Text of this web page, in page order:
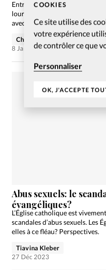
COOKIES
Ce site utilise des
votre expérience
de contrôler ce que
Personnaliser
OK, J'ACCEPTE
Entre l’image démesurée des
lourd passé du mot
avec ces mots? Décryptage
Charlotte Moulin
8 Jan 2024
Abus sexuels: le
évangéliques?
L’Église catholique est
scandales d’abus sexuels. Les
elles à ce fléau? Perspectives.
Tiavina Kleber
27 Déc 2023